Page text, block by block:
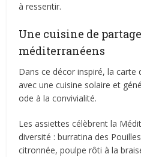
à ressentir.
Une cuisine de
méditerranéens
Dans ce décor inspiré, la
avec une cuisine solaire et
ode à la convivialité.
Les assiettes célèbrent la
diversité : burratina des Pouilles
citronnée, poulpe rôti à la